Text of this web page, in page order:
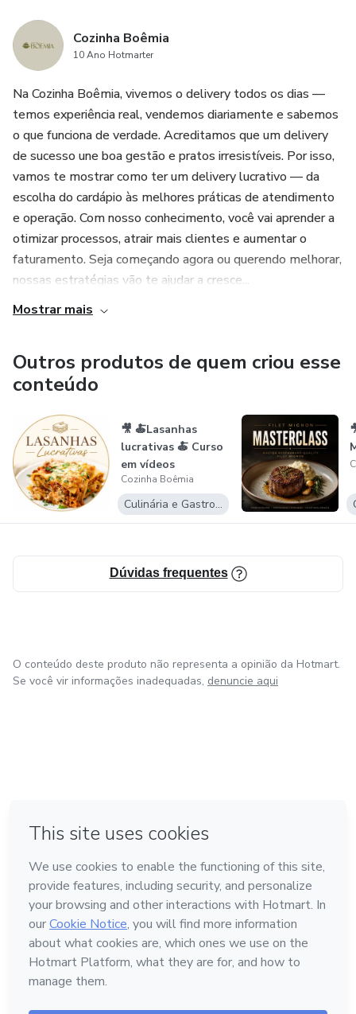
Risoto de Limão Siciliano com Camarão
Risoto de Gorgonzola, de Bacon, de Parmesão e muito
mais
✅ A técnica de preparo base que deixa qualquer risoto
cremoso e profissional
✅ Sugestões de precificação para vender com lucro real
Tudo com ingredientes acessíveis, preparo descomplicado
e resultados dignos de restaurante.
💡 Você não precisa ser chef. Só precisa de um fogão, um
renda extra de verdade, esse material é o ponto de
partida.
👉 Garanta agora o seu e-book e comece a faturar com
risotos hoje mesmo.
Cozinha Boêmia
10 Ano Hotmarter
Na Cozinha Boêmia, vivemos o delivery todos os dias —
temos experiência real, vendemos diariamente e sabemos
o que funciona de verdade. Acreditamos que um delivery
de sucesso une boa gestão e pratos irresistíveis. Por isso,
vamos te mostrar como ter um delivery lucrativo — da
escolha do cardápio às melhores práticas de atendimento
e operação. Com nosso conhecimento, você vai aprender a
otimizar processos, atrair mais clientes e aumentar o
faturamento. Seja começando agora ou querendo melhorar,
nossas estratégias vão te ajudar a cresce...
Mostrar mais
Outros produtos de quem criou esse
conteúdo
🎥 🍝Lasanhas
lucrativas 🍝 Curso
em vídeos
Cozinha Boêmia
Culinária e Gastronomia
Dúvidas frequentes
O conteúdo deste produto não representa a opinião da Hotmart.
Se você vir informações inadequadas, denuncie aqui
Feito com ❤ em Bogotá
Conheça a Hotmart
Idioma
Português